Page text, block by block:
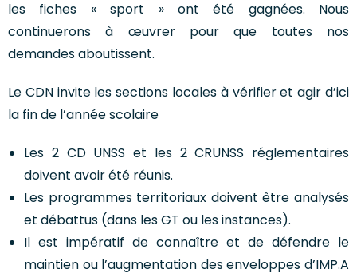
les fiches « sport » ont été gagnées. Nous
continuerons à œuvrer pour que toutes nos
demandes aboutissent.
Le CDN invite les sections locales à vérifier et agir d’ici
la fin de l’année scolaire
Les 2 CD UNSS et les 2 CRUNSS réglementaires
doivent avoir été réunis.
Les programmes territoriaux doivent être analysés
et débattus (dans les GT ou les instances).
Il est impératif de connaître et de défendre le
maintien ou l’augmentation des enveloppes d’IMP.A